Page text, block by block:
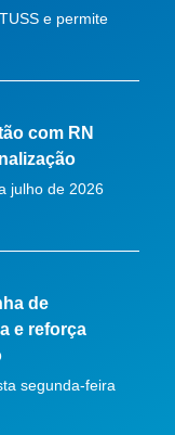
e permite
com RN
julho de 2026
de
e reforça
segunda-feira